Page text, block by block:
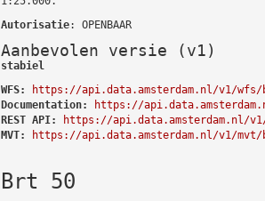
Autorisatie: OPENBAAR
Aanbevolen versie (v1)
stabiel
WFS:
https://api.data.amsterdam.nl/v1/wfs/
Documentation:
https://
REST API:
https://api.data.amsterdam.nl/
MVT:
https://api.data.amsterdam.nl/v1/mvt/
Brt 50